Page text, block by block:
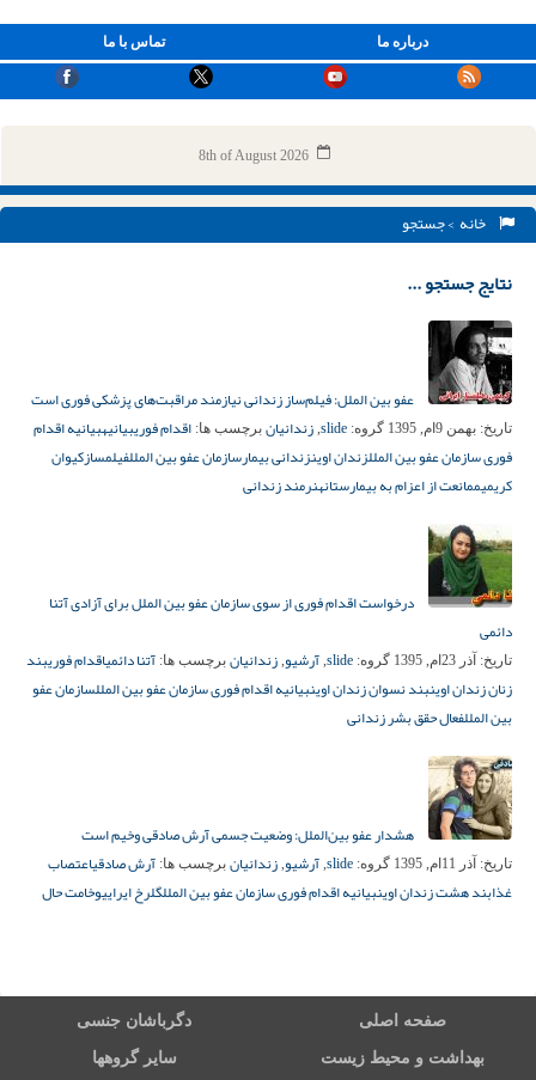
تماس با ما درباره ما
8th of August 2026
خانه > جستجو
نتایج جستجو ...
عفو بین الملل: فیلم‌ساز زندانى نیازمند مراقبت‌هاى پزشکى فورى است
تاریخ: بهمن 9ام, 1395 گروه: slide
, زندانیان برچسب ها: اقدام فوریبیانیهبیانیه اقدام
فوری سازمان عفو بین المللزندان اوینزندانی بیمارسازمان عفو بین المللفیلمسازکیوان
کریمیممانعت از اعزام به بیمارستانهنرمند زندانی
درخواست اقدام فوری از سوی سازمان عفو بین الملل برای آزادی آتنا
دائمی
تاریخ: آذر 23ام, 1395 گروه: slide
, آرشیو, زندانیان برچسب ها: آتنا دائمیاقدام فوریبند
زنان زندان اوینبند نسوان زندان اوینبیانیه اقدام فوری سازمان عفو بین المللسازمان عفو
بین المللفعال حقق بشر زندانی
هشدار عفو بین‌الملل: وضعیت جسمی آرش صادقی وخیم است
تاریخ: آذر 11ام, 1395 گروه: slide
, آرشیو, زندانیان برچسب ها: آرش صادقیاعتصاب
غذابند هشت زندان اوینبیانیه اقدام فوری سازمان عفو بین المللگلرخ ایراییوخامت حال
صفحه اصلی دگرباشان جنسی
بهداشت و محیط زیست سایر گروهها